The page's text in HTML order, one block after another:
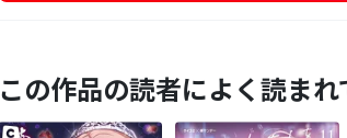
この作品の読者によく読ま